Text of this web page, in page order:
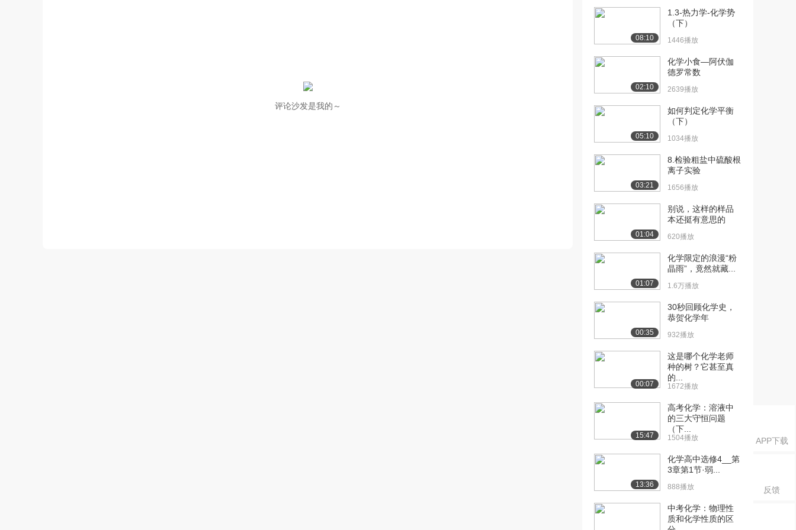
APP下载
反馈
评论沙发是我的～
[14] 14.从质量组成到分子
8.8万播放
12:57
[15] 15.一个质量组成的练
06:40
[16] 16.化学方程式配平 14:27
9.8万播放
[18] 18.化学计量-限制反应
物
7.7万播放
[19] 19.理想气体方程
PV=nRT
10.2万播放
例1
7.9万播放
[21] 21.理想气体状态方程-
例2
[22] 22.理想气体状态方程-
05:45
[23] 23.理想气体状态方程-
05:02
[24] 24.气体分压 15:08
7.5万播放
08:10
1.3-热力学-化学势
（下）
1446播放
02:10
化学小食—阿伏伽
德罗常数
2639播放
05:10
如何判定化学平衡
（下）
1034播放
03:21
8.检验粗盐中硫酸根
离子实验
1656播放
01:04
别说，这样的样品
本还挺有意思的
620播放
01:07
化学限定的浪漫“粉
晶雨”，竟然就藏...
1.6万播放
00:35
30秒回顾化学史，
恭贺化学年
932播放
00:07
这是哪个化学老师
种的树？它甚至真
的...
1672播放
15:47
高考化学：溶液中
的三大守恒问题
（下...
1504播放
13:36
化学高中选修4__第
3章第1节·弱...
888播放
中考化学：物理性
质和化学性质的区